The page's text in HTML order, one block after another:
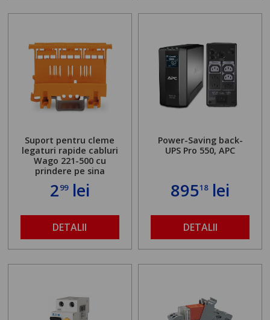
Suport pentru cleme
legaturi rapide cabluri
Wago 221-500 cu
prindere pe sina
299lei
DETALII
Power-Saving back-
UPS Pro 550, APC
89518lei
DETALII